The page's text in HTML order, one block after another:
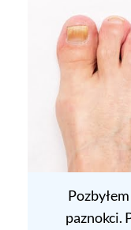
paznokci.